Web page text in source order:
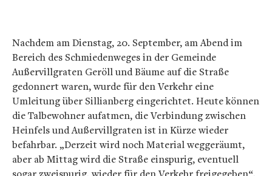
Nachdem am Dienstag, 20. September, am Abend im
Bereich des Schmiedenweges in der Gemeinde
Außervillgraten Geröll und Bäume auf die Straße
gedonnert waren, wurde für den Verkehr eine
Umleitung über Sillianberg eingerichtet. Heute können
die Talbewohner aufatmen, die Verbindung zwischen
Heinfels und Außervillgraten ist in Kürze wieder
befahrbar. „Derzeit wird noch Material weggeräumt,
aber ab Mittag wird die Straße einspurig, eventuell